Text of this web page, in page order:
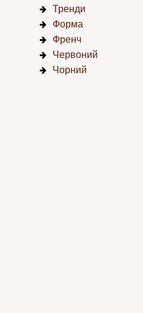
Тренди
Форма
Френч
Червоний
Чорний